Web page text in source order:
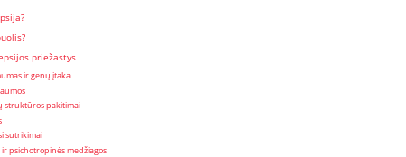
priežastys
ir genų įtaka
struktūros pakitimai
sutrikimai
ir psichotropinės medžiagos